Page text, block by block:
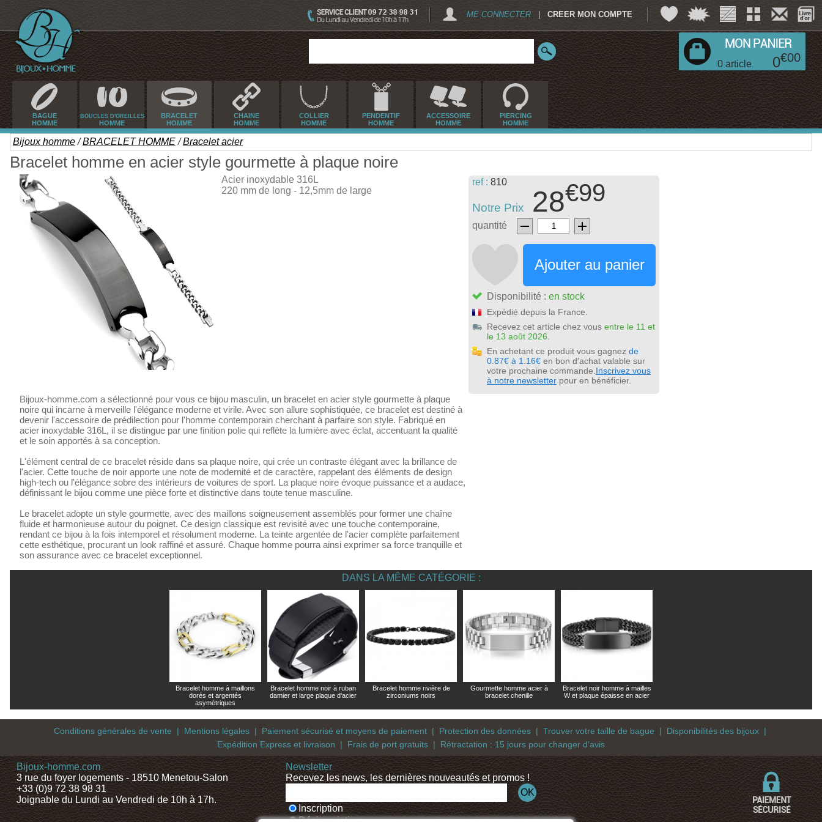
0 article 0€00
ME CONNECTER CREER MON COMPTE
BAGUE
HOMME
BOUCLES D'OREILLES
HOMME
BRACELET
HOMME
CHAINE
HOMME
COLLIER
HOMME
PENDENTIF
HOMME
ACCESSOIRE
HOMME
PIERCING
HOMME
Bijoux homme/BRACELET HOMME/Bracelet acier
Bracelet homme en acier style gourmette à plaque noire
ref : 810
Notre Prix 28€99
quantité
Ajouter au panier
Disponibilité : en stock
Expédié depuis la France.
Recevez cet article chez vous entre le 11 et
le 13 août 2026.
En achetant ce produit vous gagnez de
0.87€ à 1.16€ en bon d'achat valable sur
votre prochaine commande. Inscrivez vous
à notre newsletter pour en bénéficier.
Acier inoxydable 316L
220 mm de long - 12,5mm de large
Bijoux-homme.com a sélectionné pour vous ce bijou masculin, un bracelet en acier style gourmette à plaque
noire qui incarne à merveille l'élégance moderne et virile. Avec son allure sophistiquée, ce bracelet est destiné à
devenir l'accessoire de prédilection pour l'homme contemporain cherchant à parfaire son style. Fabriqué en
acier inoxydable 316L, il se distingue par une finition polie qui reflète la lumière avec éclat, accentuant la qualité
et le soin apportés à sa conception.
L'élément central de ce bracelet réside dans sa plaque noire, qui crée un contraste élégant avec la brillance de
l'acier. Cette touche de noir apporte une note de modernité et de caractère, rappelant des éléments de design
high-tech ou l'élégance sobre des intérieurs de voitures de sport. La plaque noire évoque puissance et a audace,
définissant le bijou comme une pièce forte et distinctive dans toute tenue masculine.
Le bracelet adopte un style gourmette, avec des maillons soigneusement assemblés pour former une chaîne
fluide et harmonieuse autour du poignet. Ce design classique est revisité avec une touche contemporaine,
rendant ce bijou à la fois intemporel et résolument moderne. La teinte argentée de l'acier complète parfaitement
cette esthétique, procurant un look raffiné et assuré. Chaque homme pourra ainsi exprimer sa force tranquille et
son assurance avec ce bracelet exceptionnel.
DANS LA MÊME CATÉGORIE :
Bracelet homme à maillons
dorés et argentés
asymétriques
Bracelet homme noir à ruban
damier et large plaque d'acier
Bracelet homme rivière de
zirconiums noirs
Gourmette homme acier à
bracelet chenille
Bracelet noir homme à mailles
W et plaque épaisse en acier
Bijoux-homme.com
3 rue du foyer logements - 18510 Menetou-Salon
+33 (0)9 72 38 98 31
Joignable du Lundi au Vendredi de 10h à 17h.
Newsletter
Recevez les news, les dernières nouveautés et promos !
Inscription
Conditions générales de vente | Mentions légales| Paiement sécurisé et moyens de paiement| Protection des données| Trouver votre taille de bague | Disponibilités des bijoux|
Expédition Express et livraison | Frais de port gratuits | Rétractation : 15 jours pour changer d'avis